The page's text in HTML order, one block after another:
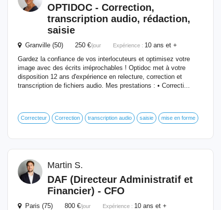
OPTIDOC - Correction,
transcription audio, rédaction,
saisie
Granville (50) 250 €/jour Expérience : 10 ans et +
Gardez la confiance de vos interlocuteurs et optimisez votre
image avec des écrits irréprochables ! Optidoc met à votre
disposition 12 ans d'expérience en relecture, correction et
transcription de fichiers audio. Mes prestations : • Correcti...
Correcteur Correction transcription audio saisie mise en forme
Martin S.
DAF (Directeur Administratif et
Financier) - CFO
Paris (75) 800 €/jour Expérience : 10 ans et +